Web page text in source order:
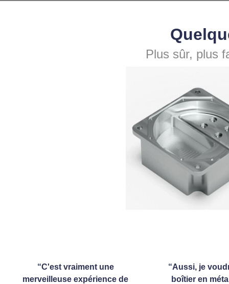
Plus sûr, plus
“C'est vraiment une
merveilleuse expérience de
“Aussi, je
boîtier en